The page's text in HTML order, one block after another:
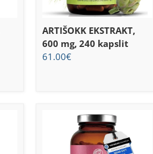
ARTIŠOKK EKSTRAKT,
600 mg, 240 kapslit
61.00€